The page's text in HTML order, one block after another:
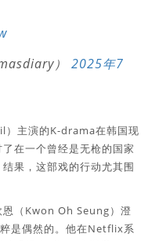
） 2025年7
）主演的K-drama在韩国现
在一个曾经是无枪的国家
果，这部戏的行动尤其围
（Kwon Oh Seung）澄
是偶然的。他在Netflix系